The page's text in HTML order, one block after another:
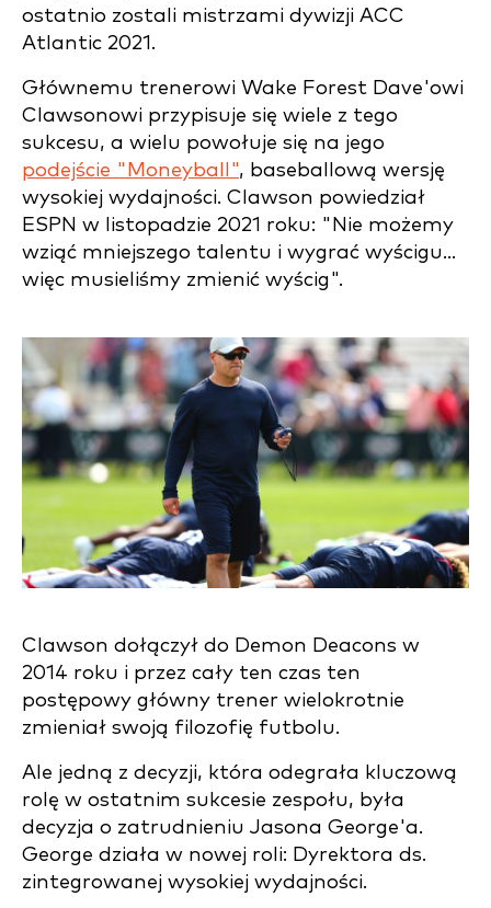
ostatnio zostali mistrzami dywizji ACC
Atlantic 2021.
Głównemu trenerowi Wake Forest Dave'owi
Clawsonowi przypisuje się wiele z tego
sukcesu, a wielu powołuje się na jego
podejście "Moneyball", baseballową wersję
wysokiej wydajności. Clawson powiedział
ESPN w listopadzie 2021 roku: "Nie możemy
wziąć mniejszego talentu i wygrać wyścigu...
więc musieliśmy zmienić wyścig".
Clawson dołączył do Demon Deacons w
2014 roku i przez cały ten czas ten
postępowy główny trener wielokrotnie
zmieniał swoją filozofię futbolu.
Ale jedną z decyzji, która odegrała kluczową
rolę w ostatnim sukcesie zespołu, była
decyzja o zatrudnieniu Jasona George'a.
George działa w nowej roli: Dyrektora ds.
zintegrowanej wysokiej wydajności.